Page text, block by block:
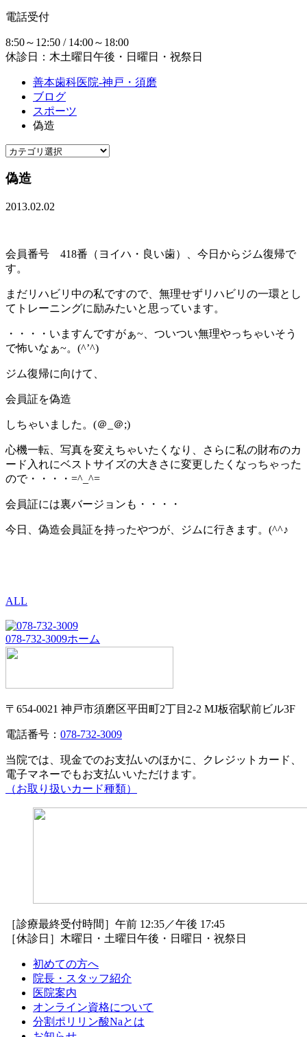
電話受付
8:50～12:50 / 14:00～18:00
休診日：木土曜日午後・日曜日・祝祭日
善本歯科医院-神戸・須磨
ブログ
スポーツ
偽造
偽造
2013.02.02
会員番号 418番（ヨイハ・良い歯）、今日からジム復帰で
す。
まだリハビリ中の私ですので、無理せずリハビリの一環とし
てトレーニングに励みたいと思っています。
・・・・いますんですがぁ~、ついつい無理やっちゃいそう
で怖いなぁ~。(^’^)
ジム復帰に向けて、
会員証を偽造
しちゃいました。(＠_＠;)
心機一転、写真を変えちゃいたくなり、さらに私の財布のカ
ード入れにベストサイズの大きさに変更したくなっちゃった
ので・・・・=^_^=
会員証には裏バージョンも・・・・
今日、偽造会員証を持ったやつが、ジムに行きます。(^^♪
ALL
078-732-3009ホーム
〒654-0021 神戸市須磨区平田町2丁目2-2 MJ板宿駅前ビル3F
電話番号： 078-732-3009
当院では、現金でのお支払いのほかに、クレジットカード、
電子マネーでもお支払いいただけます。
（お取り扱いカード種類）
［診療最終受付時間］午前 12:35／午後 17:45
［休診日］木曜日・土曜日午後・日曜日・祝祭日
初めての方へ
院長・スタッフ紹介
医院案内
オンライン資格について
分割ポリリン酸Naとは